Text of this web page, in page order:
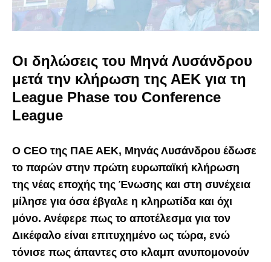
Οι δηλώσεις του Μηνά Λυσάνδρου
μετά την κλήρωση της ΑΕΚ για τη
League Phase του Conference
League
O CEO της ΠΑΕ ΑΕΚ, Μηνάς Λυσάνδρου έδωσε
το παρών στην πρώτη ευρωπαϊκή κλήρωση
της νέας εποχής της Ένωσης και στη συνέχεια
μίλησε για όσα έβγαλε η κληρωτίδα και όχι
μόνο. Ανέφερε πως το αποτέλεσμα για τον
Δικέφαλο είναι επιτυχημένο ως τώρα, ενώ
τόνισε πως άπαντες στο κλαμπ ανυπομονούν